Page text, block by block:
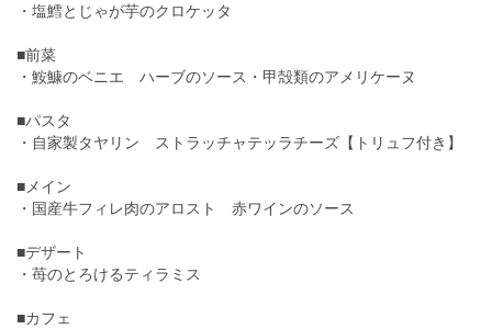
・塩鱈とじゃが芋のクロケッタ
■前菜
・鮟鱇のベニエ ハーブのソース・甲殻類のアメリケーヌ
■パスタ
・自家製タヤリン ストラッチャテッラチーズ【トリュフ付き】
■メイン
・国産牛フィレ肉のアロスト 赤ワインのソース
■デザート
・苺のとろけるティラミス
■カフェ